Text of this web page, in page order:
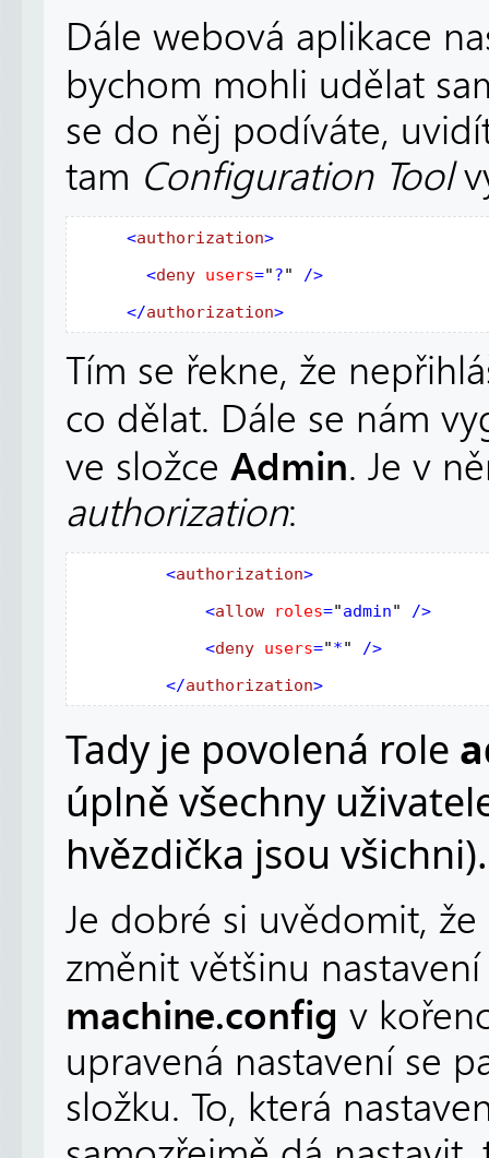
Dále webová aplikace
bychom mohli udělat
se do něj podíváte,
tam Configuration Tool
    <
authorization>
       <
deny users="?"
/>
     </
authorization>
Tím se řekne, že
co dělat. Dále se nám
ve složce Admin. Je v
authorization:
        <
authorization>
             <
allow roles="admin"
/>
             <
deny users="*"
/>
         </
authorization>
Tady je povolená role
úplně všechny
hvězdička jsou všichni).
Je dobré si uvědomit,
změnit většinu
machine.config v
upravená nastavení se
složku. To, která